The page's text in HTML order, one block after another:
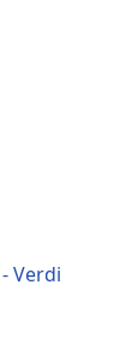
Verdi